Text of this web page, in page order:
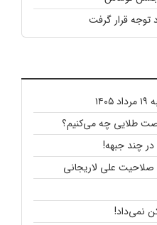
قرار گرفت
چند جبهه!
علی لاریجانی
نمی‌داد!